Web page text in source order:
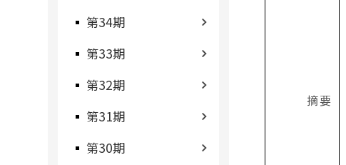
第34期
第33期
第32期
第31期
第30期
摘要